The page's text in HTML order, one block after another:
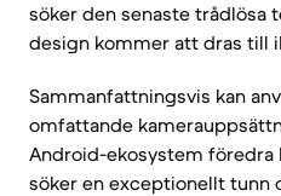
söker den senaste trådlösa
design kommer att dras till
Sammanfattningsvis kan
omfattande
Android-ekosystem föredra
söker en exceptionellt tunn